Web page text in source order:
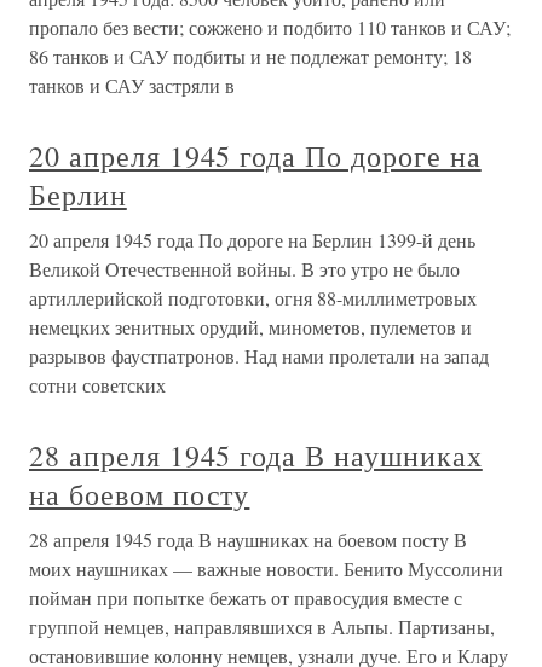
пропало без вести; сожжено и подбито 110 танков и САУ;
86 танков и САУ подбиты и не подлежат ремонту; 18
танков и САУ застряли в
20 апреля 1945 года По дороге на
Берлин
20 апреля 1945 года По дороге на Берлин 1399-й день
Великой Отечественной войны. В это утро не было
артиллерийской подготовки, огня 88-миллиметровых
немецких зенитных орудий, минометов, пулеметов и
разрывов фаустпатронов. Над нами пролетали на запад
сотни советских
28 апреля 1945 года В наушниках
на боевом посту
28 апреля 1945 года В наушниках на боевом посту В
моих наушниках — важные новости. Бенито Муссолини
пойман при попытке бежать от правосудия вместе с
группой немцев, направлявшихся в Альпы. Партизаны,
остановившие колонну немцев, узнали дуче. Его и Клару